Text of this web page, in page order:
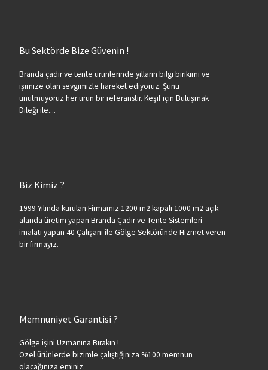
Bu Sektörde Bize Güvenin !
Branda çadır ve tente ürünlerinde yılların bilgi birikimi ve
işimize olan sevgimizle hareket ediyoruz. Şunu
unutmuyoruz her ürün bir referanstır. Keşif için Buluşmak
Dileği ile....
Biz Kimiz ?
1999 Yılında kurulan Firmamız 1200 m2 kapalı 1000 m2 açık
alanda üretim yapan Branda Çadır ve Tente Sistemleri
imalatı yapan 40 Çalışanı ile Gölge Sektöründe Hizmet veren
bir firmayız.
Memnuniyet Garantisi ?
Gölge işini Uzmanına Bırakın !
Özel ürünlerde bizimle çalıştığınıza %100 memnun
olacağınıza eminiz.